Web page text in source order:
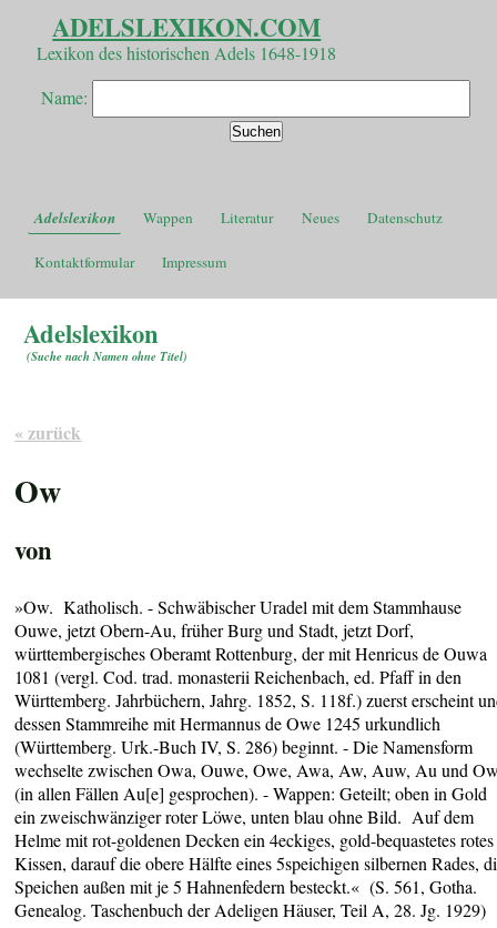
ADELSLEXIKON.COM
Lexikon des historischen Adels 1648-1918
Name:
Adelslexikon Wappen Literatur Neues Datenschutz
Kontaktformular Impressum
Adelslexikon
(Suche nach Namen ohne Titel)
« zurück
Ow
von
»Ow. Katholisch. - Schwäbischer Uradel mit dem Stammhause
Ouwe, jetzt Obern-Au, früher Burg und Stadt, jetzt Dorf,
württembergisches Oberamt Rottenburg, der mit Henricus de Ouwa
1081 (vergl. Cod. trad. monasterii Reichenbach, ed. Pfaff in den
Württemberg. Jahrbüchern, Jahrg. 1852, S. 118f.) zuerst erscheint
dessen Stammreihe mit Hermannus de Owe 1245 urkundlich
(Württemberg. Urk.-Buch IV, S. 286) beginnt. - Die Namensform
wechselte zwischen Owa, Ouwe, Owe, Awa, Aw, Auw, Au und
(in allen Fällen Au[e] gesprochen). - Wappen: Geteilt; oben in Gold
ein zweischwänziger roter Löwe, unten blau ohne Bild. Auf dem
Helme mit rot-goldenen Decken ein 4eckiges, gold-bequastetes rotes
Kissen, darauf die obere Hälfte eines 5speichigen silbernen Rades,
Speichen außen mit je 5 Hahnenfedern besteckt.« (S. 561, Gotha.
Genealog. Taschenbuch der Adeligen Häuser, Teil A, 28. Jg. 1929)